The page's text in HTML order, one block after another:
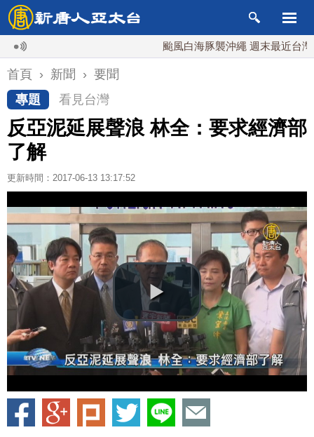
颱風白海豚襲沖繩 週末最近台灣 10日
首頁 › 新聞 › 要聞
專題
看見台灣
反亞泥延展聲浪 林全：要求經濟部
了解
更新時間：2017-06-13 13:17:52